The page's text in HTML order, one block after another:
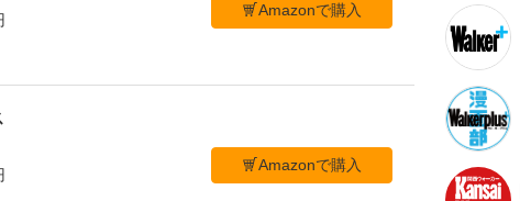
Amazonで購入
Amazonで購入